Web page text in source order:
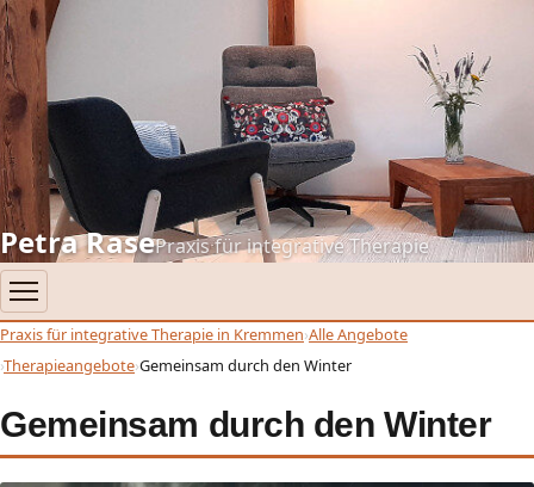
Petra RasePraxis für integrative Therapie
Praxis für integrative Therapie in Kremmen Alle Angebote
Therapieangebote Gemeinsam durch den Winter
Gemeinsam durch den Winter